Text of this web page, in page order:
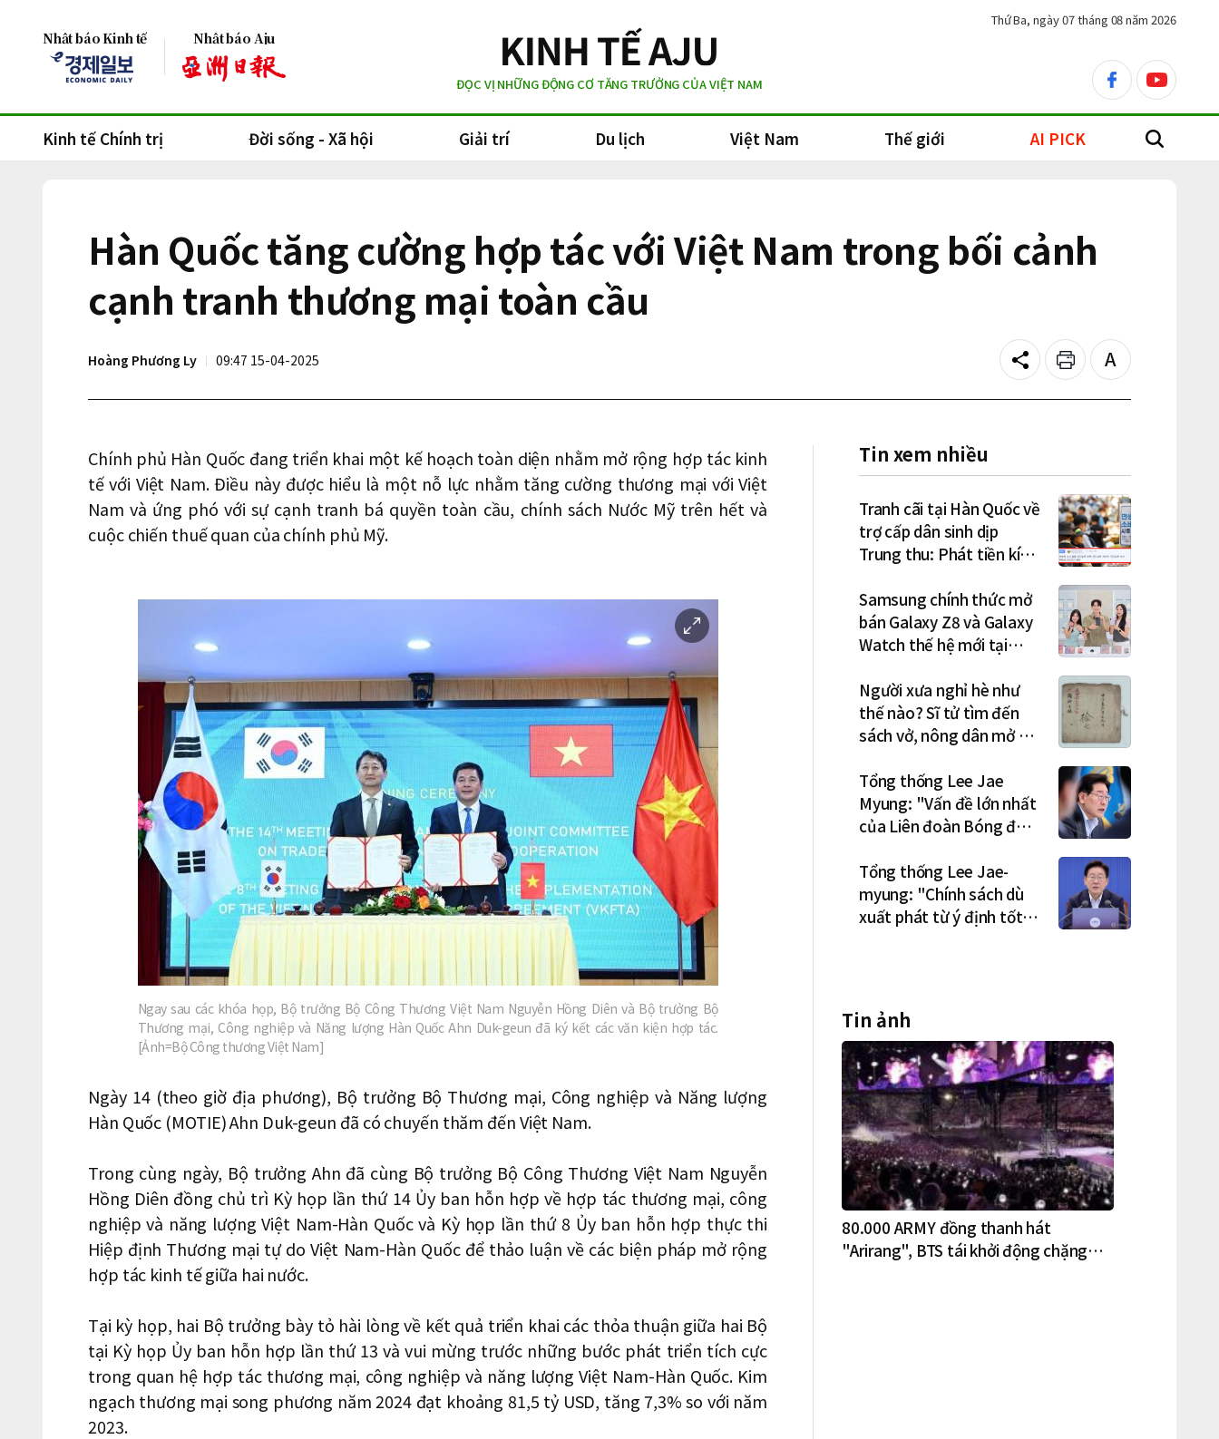
Nhật báo Kinh tế Nhật báo Aju
ĐỌC VỊ NHỮNG ĐỘNG CƠ TĂNG TRƯỞNG CỦA VIỆT NAM
facebookyoutube
Thứ Ba, ngày 07 tháng 08 năm 2026
Kinh tế Chính trị Đời sống - Xã hội Giải trí Du lịch Việt Nam Thế giới AI PICK search
Hàn Quốc tăng cường hợp tác với Việt Nam trong bối cảnh
cạnh tranh thương mại toàn cầu
Hoàng Phương Ly 09:47 15-04-2025 Share Print
Text
size
Chính phủ Hàn Quốc đang triển khai một kế hoạch toàn diện nhằm mở rộng hợp tác kinh
tế với Việt Nam. Điều này được hiểu là một nỗ lực nhằm tăng cường thương mại với Việt
Nam và ứng phó với sự cạnh tranh bá quyền toàn cầu, chính sách Nước Mỹ trên hết và
cuộc chiến thuế quan của chính phủ Mỹ.
이
미
지
확
대
Ngay sau các khóa họp, Bộ trưởng Bộ Công Thương Việt Nam Nguyễn Hồng Diên và Bộ trưởng Bộ
Thương mại, Công nghiệp và Năng lượng Hàn Quốc Ahn Duk-geun đã ký kết các văn kiện hợp tác.
[Ảnh=Bộ Công thương Việt Nam]
Ngày 14 (theo giờ địa phương), Bộ trưởng Bộ Thương mại, Công nghiệp và Năng lượng
Hàn Quốc (MOTIE) Ahn Duk-geun đã có chuyến thăm đến Việt Nam.
Trong cùng ngày, Bộ trưởng Ahn đã cùng Bộ trưởng Bộ Công Thương Việt Nam Nguyễn
Hồng Diên đồng chủ trì Kỳ họp lần thứ 14 Ủy ban hỗn hợp về hợp tác thương mại, công
nghiệp và năng lượng Việt Nam-Hàn Quốc và Kỳ họp lần thứ 8 Ủy ban hỗn hợp thực thi
Hiệp định Thương mại tự do Việt Nam-Hàn Quốc để thảo luận về các biện pháp mở rộng
hợp tác kinh tế giữa hai nước.
Tại kỳ họp, hai Bộ trưởng bày tỏ hài lòng về kết quả triển khai các thỏa thuận giữa hai Bộ
tại Kỳ họp Ủy ban hỗn hợp lần thứ 13 và vui mừng trước những bước phát triển tích cực
trong quan hệ hợp tác thương mại, công nghiệp và năng lượng Việt Nam-Hàn Quốc. Kim
ngạch thương mại song phương năm 2024 đạt khoảng 81,5 tỷ USD, tăng 7,3% so với năm
2023.
Tin xem nhiều
Tranh cãi tại Hàn Quốc về
trợ cấp dân sinh dịp
Trung thu: Phát tiền kích
tương lai?
Samsung chính thức mở
bán Galaxy Z8 và Galaxy
Watch thế hệ mới tại
triệu đơn đặt trước
Người xưa nghỉ hè như
thế nào? Sĩ tử tìm đến
sách vở, nông dân mở hội
Tổng thống Lee Jae
Myung: "Vấn đề lớn nhất
của Liên đoàn Bóng đá
dân chủ và tình trạng
nắm quyền quá lâu"
Tổng thống Lee Jae-
myung: "Chính sách dù
xuất phát từ ý định tốt
Tin ảnh
80.000 ARMY đồng thanh hát
"Arirang", BTS tái khởi động chặng